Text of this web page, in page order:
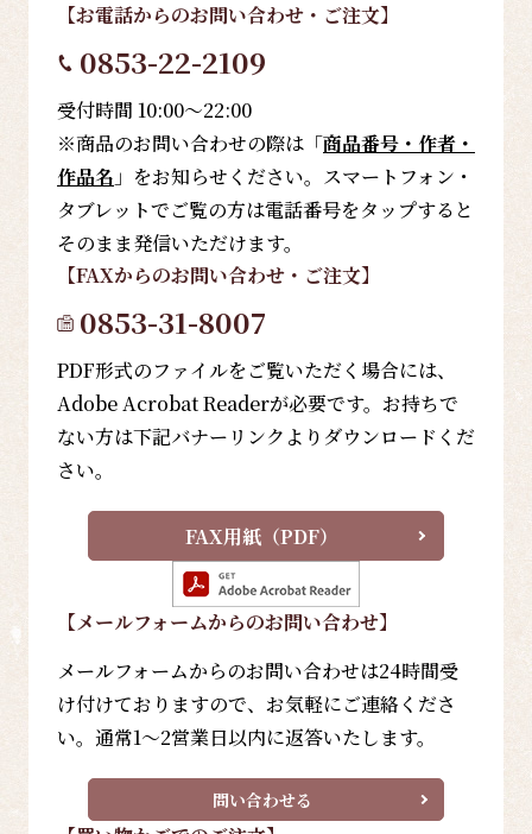
【お電話からのお問い合わせ・ご注文】
0853-22-2109
受付時間 10:00～22:00
※商品のお問い合わせの際は「商品番号・作者・
作品名 」をお知らせください。スマートフォン・
タブレットでご覧の方は電話番号をタップすると
そのまま発信いただけます。
【FAXからのお問い合わせ・ご注文】
0853-31-8007
PDF形式のファイルをご覧いただく場合には、
Adobe Acrobat Readerが必要です。お持ちで
ない方は下記バナーリンクよりダウンロードくだ
さい。
FAX用紙（PDF）
【メールフォームからのお問い合わせ】
メールフォームからのお問い合わせは24時間受
け付けておりますので、お気軽にご連絡くださ
い。通常1～2営業日以内に返答いたします。
問い合わせる